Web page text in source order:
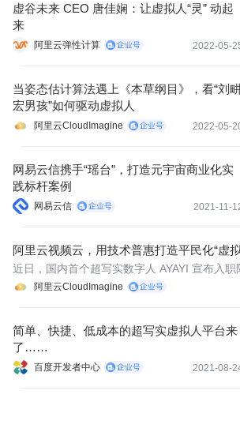
虚谷未来 CEO 唐佳娴：让虚拟人“灵” 动起
来
阿里云弹性计算 2022-05-
当姿态估计算法遇上《本草纲目》，看“刘
宏男孩”如何驱动虚拟人
阿里云CloudImagine 2022-05-
网易云信携手“瑶台”，打造元宇宙商业化实
践标杆案例
网易云信 2021-11-
阿里云视频云，用技术普惠打造平民化“虚
阿里云CloudImagine
近日，国内首个超写实数字人 AYAYI 宣布入职
品牌日的数字主理人，二者将共同开启元宇宙
简单、快捷、低成本的超写实虚拟人平台来
了……
百度开发者中心 2021-08-